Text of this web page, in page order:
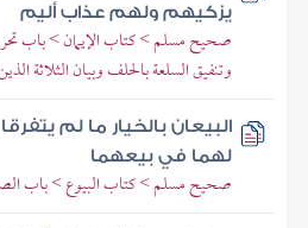
يزكيهم ولهم عذاب أليم
صحيح مسلم > كتاب الإيمان > باب
وتنفيق السلعة بالحلف وبيان الثلاثة
البيعان بالخيار ما لم
لهما في بيعهما
صحيح مسلم > كتاب البيوع > باب